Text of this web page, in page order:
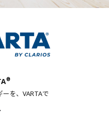
®
を、VARTAで